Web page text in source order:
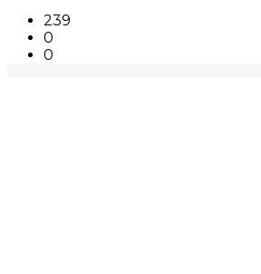
239
0
0